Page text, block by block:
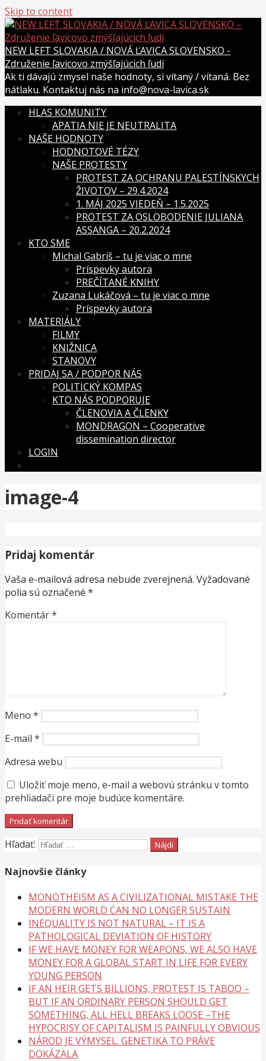
Skip to content
NEW LEFT SLOVAKIA / NOVÁ ĽAVICA SLOVENSKO -
Združenie ľavicovo zmýšľajúcich ľudí
Ak ti dávajú zmysel naše hodnoty, si vítaný / vítaná. Bez
nátlaku. Kontaktuj nás na info@nova-lavica.sk
HLAS KOMUNITY
APATIA NIE JE NEUTRALITA
NAŠE HODNOTY
HODNOTOVÉ TÉZY
NAŠE PROTESTY
PROTEST ZA OCHRANU PALESTÍNSKYCH
ŽIVOTOV – 29.4.2024
1. MÁJ 2025 VIEDEŇ – 1.5.2025
PROTEST ZA OSLOBODENIE JULIANA
ASSANGA – 20.2.2024
KTO SME
Michal Gabriš – tu je viac o mne
Príspevky autora
PREČÍTANÉ KNIHY
Zuzana Lukáčová – tu je viac o mne
Príspevky autora
MATERIÁLY
FILMY
KNIŽNICA
STANOVY
PRIDAJ SA / PODPOR NÁS
POLITICKÝ KOMPAS
KTO NÁS PODPORUJE
ČLENOVIA A ČLENKY
MONDRAGON – Cooperative
dissemination director
LOGIN
image-4
Pridaj komentár
Vaša e-mailová adresa nebude zverejnená. Vyžadované
polia sú označené *
Komentár*
Meno *
E-mail *
Adresa webu
Uložiť moje meno, e-mail a webovú stránku v tomto
prehliadači pre moje budúce komentáre.
Hľadať:
Najnovšie články
MONOTHEISM AS A CIVILIZATIONAL MISTAKE THE
MODERN WORLD CAN NO LONGER SUSTAIN
INEQUALITY IS NOT NATURAL – IT IS A
PATHOLOGICAL DEVIATION OF HISTORY
IF WE HAVE MONEY FOR WEAPONS, WE ALSO HAVE
MONEY FOR A GLOBAL START IN LIFE FOR EVERY
YOUNG PERSON
IF AN HEIR GETS BILLIONS, PROTEST IS TABOO –
BUT IF AN ORDINARY PERSON SHOULD GET
SOMETHING, ALL HELL BREAKS LOOSE –THE
HYPOCRISY OF CAPITALISM IS PAINFULLY OBVIOUS
NÁROD JE VÝMYSEL. GENETIKA TO PRÁVE
DOKÁZALA